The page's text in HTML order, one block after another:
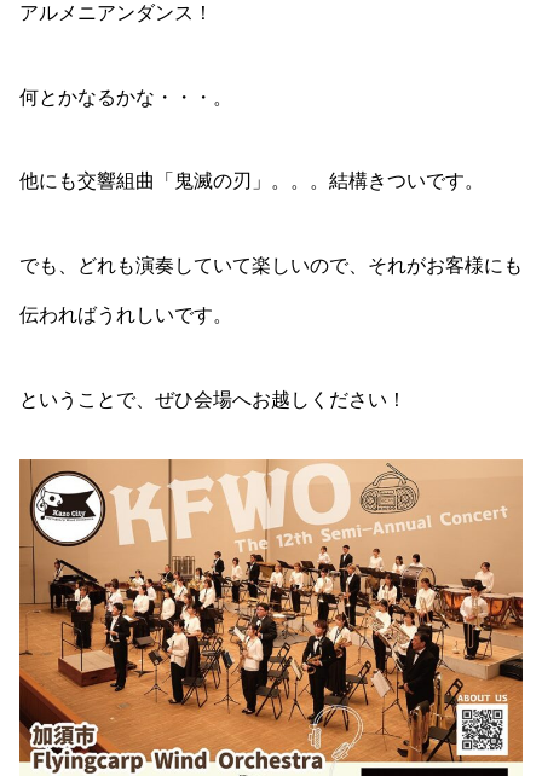
アルメニアンダンス！
何とかなるかな・・・。
他にも交響組曲「鬼滅の刃」。。。結構きついです。
でも、どれも演奏していて楽しいので、それがお客様にも
伝わればうれしいです。
ということで、ぜひ会場へお越しください！